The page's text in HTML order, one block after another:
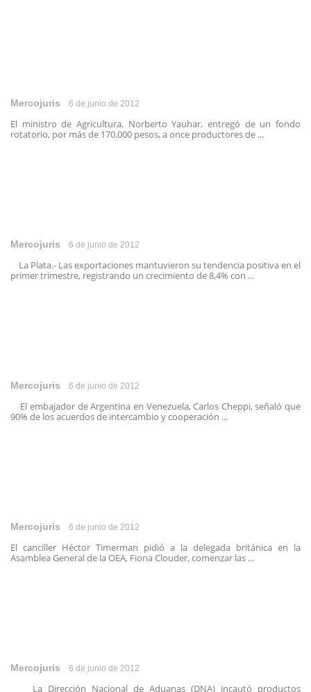
Mercojuris 6 de junio de 2012
El ministro de Agricultura, Norberto Yauhar, entregó de un fondo
rotatorio, por más de 170.000 pesos, a once productores de ...
Mercojuris 6 de junio de 2012
La Plata.- Las exportaciones mantuvieron su tendencia positiva en el
primer trimestre, registrando un crecimiento de 8,4% con ...
Mercojuris 6 de junio de 2012
El embajador de Argentina en Venezuela, Carlos Cheppi, señaló que
90% de los acuerdos de intercambio y cooperación ...
Mercojuris 6 de junio de 2012
El canciller Héctor Timerman pidió a la delegada británica en la
Asamblea General de la OEA, Fiona Clouder, comenzar las ...
Mercojuris 6 de junio de 2012
La Dirección Nacional de Aduanas (DNA) incautó productos